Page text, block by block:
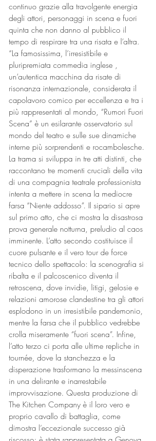
continuo grazie alla travolgente energia
degli attori, personaggi in scena e fuori
quinta che non danno al pubblico il
tempo di respirare tra una risata e l’altra.
“La famosissima, l’irresistibile e
pluripremiata commedia inglese ,
un’autentica macchina da risate di
risonanza internazionale, considerata il
capolavoro comico per eccellenza e tra i
più rappresentati al mondo, “Rumori Fuori
Scena” è un esilarante osservatorio sul
mondo del teatro e sulle sue dinamiche
interne più sorprendenti e rocambolesche.
La trama si sviluppa in tre atti distinti, che
raccontano tre momenti cruciali della vita
di una compagnia teatrale professionista
intenta a mettere in scena la mediocre
farsa “Niente addosso”. Il sipario si apre
sul primo atto, che ci mostra la disastrosa
prova generale notturna, preludio al caos
imminente. L’atto secondo costituisce il
cuore pulsante e il vero tour de force
tecnico dello spettacolo: la scenografia si
ribalta e il palcoscenico diventa il
retroscena, dove invidie, litigi, gelosie e
relazioni amorose clandestine tra gli attori
esplodono in un irresistibile pandemonio,
mentre la farsa che il pubblico vedrebbe
crolla miseramente “fuori scena”. Infine,
l’atto terzo ci porta alle ultime repliche in
tournée, dove la stanchezza e la
disperazione trasformano la messinscena
in una delirante e inarrestabile
improvvisazione. Questa produzione di
The Kitchen Company è il loro vero e
proprio cavallo di battaglia, come
dimostra l’eccezionale successo già